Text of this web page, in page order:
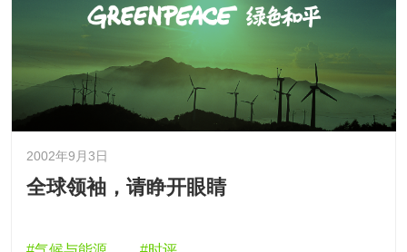
2002年9月3日
全球领袖，请睁开眼睛